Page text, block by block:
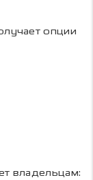
опции
владельцам: